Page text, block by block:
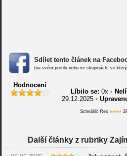
Sdílet tento článek na
(na svém profilu nebo ve skupinách, ve
Hodnocení
Líbilo se: 0x •
29.12.2025•
Schválili: Rex
Další články z rubriky